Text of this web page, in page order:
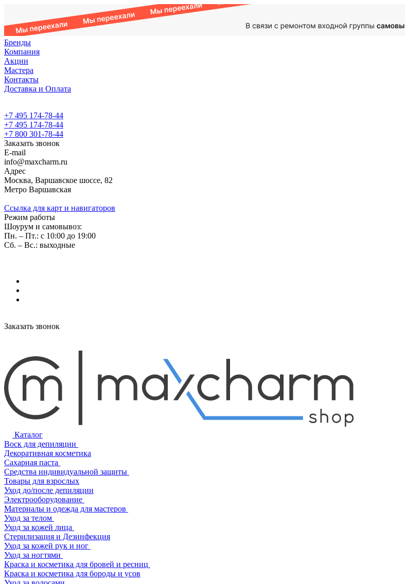
Бренды
Компания
Акции
Мастера
Контакты
Доставка и Оплата
+7 495 174-78-44
+7 495 174-78-44
+7 800 301-78-44
Заказать звонок
E-mail
info@maxcharm.ru
Адрес
Москва, Варшавское шоссе, 82
Метро Варшавская
Ссылка для карт и навигаторов
Режим работы
Шоурум и самовывоз:
Пн. – Пт.: с 10:00 до 19:00
Сб. – Вс.: выходные
Заказать звонок
Каталог
Воск для депиляции
Декоративная косметика
Сахарная паста
Средства индивидуальной защиты
Товары для взрослых
Уход до/после депиляции
Электрооборудование
Материалы и одежда для мастеров
Уход за телом
Уход за кожей лица
Стерилизация и Дезинфекция
Уход за кожей рук и ног
Уход за ногтями
Краска и косметика для бровей и ресниц
Краска и косметика для бороды и усов